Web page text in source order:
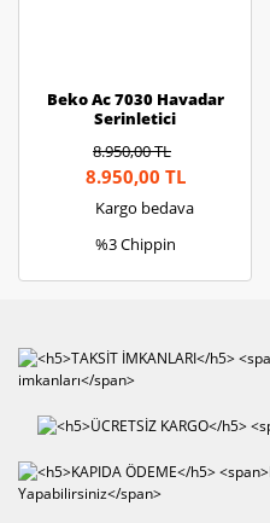
Beko Ac 7030 Havadar
Serinletici
8.950,00 TL
8.950,00 TL
Kargo bedava
%3 Chippin